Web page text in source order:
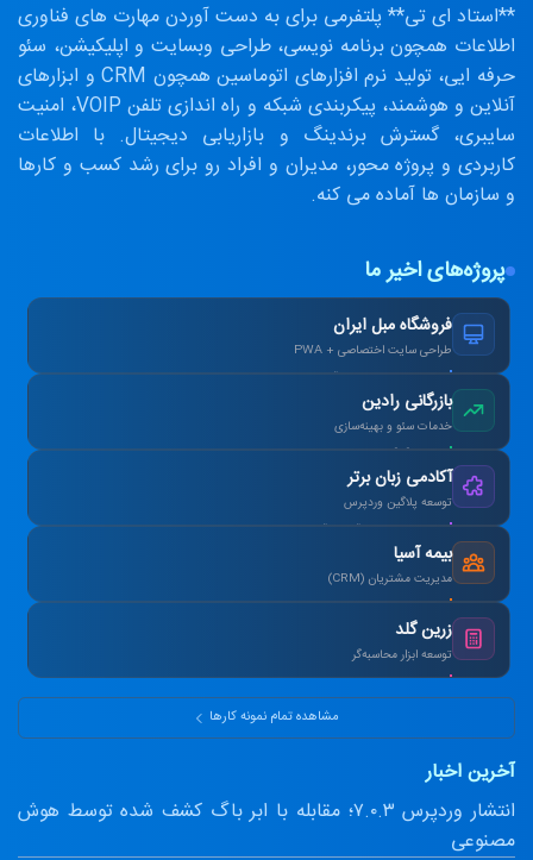
**استاد ای تی** پلتفرمی برای به دست آوردن مهارت های فناوری
اطلاعات همچون برنامه نویسی، طراحی وبسایت و اپلیکیشن، سئو
حرفه ایی، تولید نرم افزارهای اتوماسین همچون CRM و ابزارهای
آنلاین و هوشمند، پیکربندی شبکه و راه اندازی تلفن VOIP، امنیت
سایبری، گسترش برندینگ و بازاریابی دیجیتال. با اطلاعات
کاربردی و پروژه محور، مدیران و افراد رو برای رشد کسب و کارها
و سازمان ها آماده می کنه.
پروژه‌های اخیر ما
فروشگاه مبل ایران
طراحی سایت اختصاصی + PWA
بازرگانی رادین
خدمات سئو و بهینه‌سازی
آکادمی زبان برتر
توسعه پلاگین وردپرس
طراحی سیستم آزمون آنلاین و صدور کارنامه.
بیمه آسیا
مدیریت مشتریان (CRM)
یکپارچه‌سازی اطلاعات و اتوماسیون پیامک.
زرین گلد
توسعه ابزار محاسبه‌گر
ماشین‌حساب پیشرفته سود مرکب و طلا.
مشاهده تمام نمونه کارها
آخرین اخبار
انتشار وردپرس ۷.۰.۳؛ مقابله با ابر باگ کشف شده توسط هوش
مصنوعی